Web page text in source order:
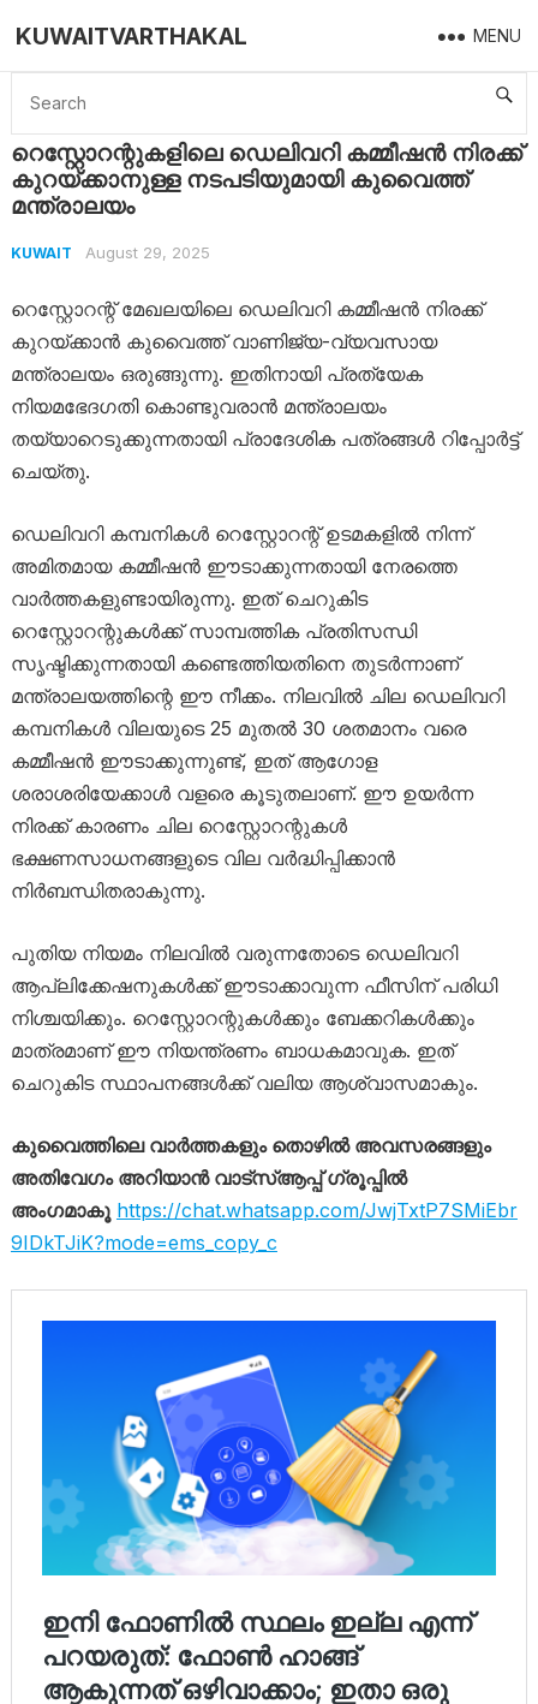
KUWAITVARTHAKAL MENU
Home Kuwait റെസ്റ്റോറന്റുകളിലെ ഡെലിവറി കമ്മീഷൻ നിരക്ക് കുറയ്ക്കാനുള്ള നടപടിയുമായി കുവൈത്ത് മന്ത്രാലയം
റെസ്റ്റോറന്റുകളിലെ ഡെലിവറി കമ്മീഷൻ നിരക്ക്
കുറയ്ക്കാനുള്ള നടപടിയുമായി കുവൈത്ത്
മന്ത്രാലയം
KUWAIT August 29, 2025
റെസ്റ്റോറന്റ് മേഖലയിലെ ഡെലിവറി കമ്മീഷൻ നിരക്ക്
കുറയ്ക്കാൻ കുവൈത്ത് വാണിജ്യ-വ്യവസായ
മന്ത്രാലയം ഒരുങ്ങുന്നു. ഇതിനായി പ്രത്യേക
നിയമഭേദഗതി കൊണ്ടുവരാൻ മന്ത്രാലയം
തയ്യാറെടുക്കുന്നതായി പ്രാദേശിക പത്രങ്ങൾ റിപ്പോർട്ട്
ചെയ്തു.
ഡെലിവറി കമ്പനികൾ റെസ്റ്റോറന്റ് ഉടമകളിൽ നിന്ന്
അമിതമായ കമ്മീഷൻ ഈടാക്കുന്നതായി നേരത്തെ
വാർത്തകളുണ്ടായിരുന്നു. ഇത് ചെറുകിട
റെസ്റ്റോറന്റുകൾക്ക് സാമ്പത്തിക പ്രതിസന്ധി
സൃഷ്ടിക്കുന്നതായി കണ്ടെത്തിയതിനെ തുടർന്നാണ്
മന്ത്രാലയത്തിന്റെ ഈ നീക്കം. നിലവിൽ ചില ഡെലിവറി
കമ്പനികൾ വിലയുടെ 25 മുതൽ 30 ശതമാനം വരെ
കമ്മീഷൻ ഈടാക്കുന്നുണ്ട്, ഇത് ആഗോള
ശരാശരിയേക്കാൾ വളരെ കൂടുതലാണ്. ഈ ഉയർന്ന
നിരക്ക് കാരണം ചില റെസ്റ്റോറന്റുകൾ
ഭക്ഷണസാധനങ്ങളുടെ വില വർദ്ധിപ്പിക്കാൻ
നിർബന്ധിതരാകുന്നു.
പുതിയ നിയമം നിലവിൽ വരുന്നതോടെ ഡെലിവറി
ആപ്ലിക്കേഷനുകൾക്ക് ഈടാക്കാവുന്ന ഫീസിന് പരിധി
നിശ്ചയിക്കും. റെസ്റ്റോറന്റുകൾക്കും ബേക്കറികൾക്കും
മാത്രമാണ് ഈ നിയന്ത്രണം ബാധകമാവുക. ഇത്
ചെറുകിട സ്ഥാപനങ്ങൾക്ക് വലിയ ആശ്വാസമാകും.
കുവൈത്തിലെ വാർത്തകളും തൊഴിൽ അവസരങ്ങളും
അതിവേഗം അറിയാൻ വാട്സ്ആപ്പ് ഗ്രൂപ്പിൽ
അംഗമാകൂ https://chat.whatsapp.com/JwjTxtP7SMiEbr
9IDkTJiK?mode=ems_copy_c